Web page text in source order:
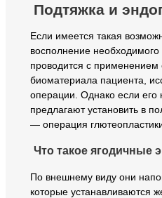
Подтяжка и
Если имеется такая
восполнение
проводится с применением
биоматериала пациента,
операции. Однако если его
предлагают установить в
— операция
Что такое ягодичные
По внешнему виду они
которые устанавливаются